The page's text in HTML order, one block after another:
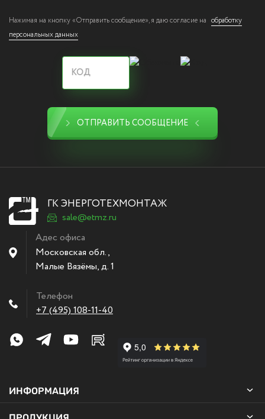
Нажимая на кнопку «Отправить сообщение», я даю согласие на обработку
персональных данных
ОТПРАВИТЬ СООБЩЕНИЕ
ГК ЭНЕРГОТЕХМОНТАЖ
sale@etmz.ru
Адес офиса
Московская обл.,
Малые Вязёмы,д. 1
Телефон
+7 (495) 108-11-40
ИНФОРМАЦИЯ